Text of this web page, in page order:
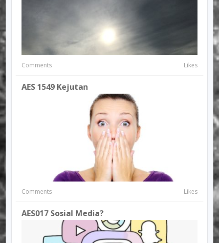
Comments Likes
AES 1549 Kejutan
Comments Likes
AES017 Sosial Media?